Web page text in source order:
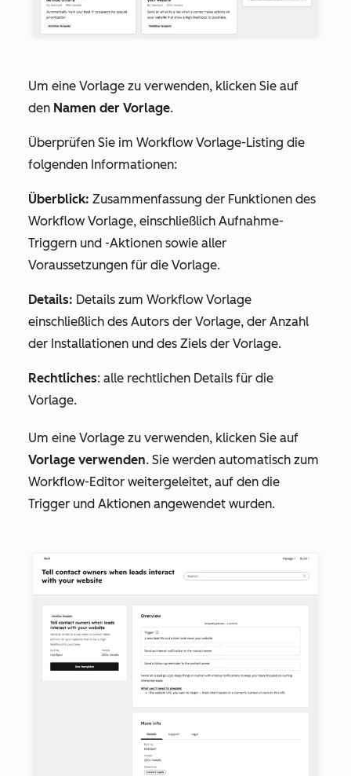
Um eine Vorlage zu verwenden, klicken Sie auf
den Namen der Vorlage.
Überprüfen Sie im Workflow Vorlage-Listing die
folgenden Informationen:
Überblick: Zusammenfassung der Funktionen des
Workflow Vorlage, einschließlich Aufnahme-
Triggern und -Aktionen sowie aller
Voraussetzungen für die Vorlage.
Details: Details zum Workflow Vorlage
einschließlich des Autors der Vorlage, der Anzahl
der Installationen und des Ziels der Vorlage.
Rechtliches: alle rechtlichen Details für die
Vorlage.
Um eine Vorlage zu verwenden, klicken Sie auf
Vorlage verwenden. Sie werden automatisch zum
Workflow-Editor weitergeleitet, auf den die
Trigger und Aktionen angewendet wurden.